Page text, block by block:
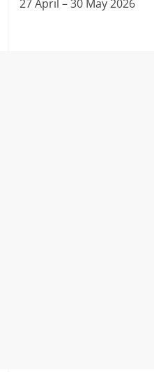
27 April – 30 May 2026